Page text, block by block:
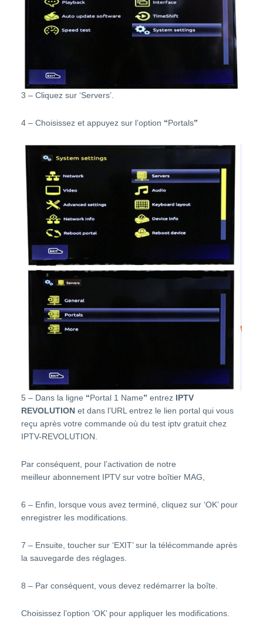
3 – Cliquez sur ‘Servers’.
4 – Choisissez et appuyez sur l’option “Portals”
5 – Dans la ligne “Portal 1 Name” entrez IPTV
REVOLUTIONet dans l’URL entrez le lien portal qui vous
reçu après votre commande où du test iptvgratuit chez
IPTV-REVOLUTION
Par conséquent, pour l’activation de notre
meilleur abonnement IPTVsur votre boîtier MAG,
6 – Enfin, lorsque vous avez terminé, cliquez sur ‘OK’ pour
enregistrer les modifications.
7 – Ensuite, toucher sur ‘EXIT’ sur la télécommande après
la sauvegarde des réglages.
8 – Par conséquent, vous devez redémarrer la boîte.
Choisissez l’option ‘OK’ pour appliquer les modifications.